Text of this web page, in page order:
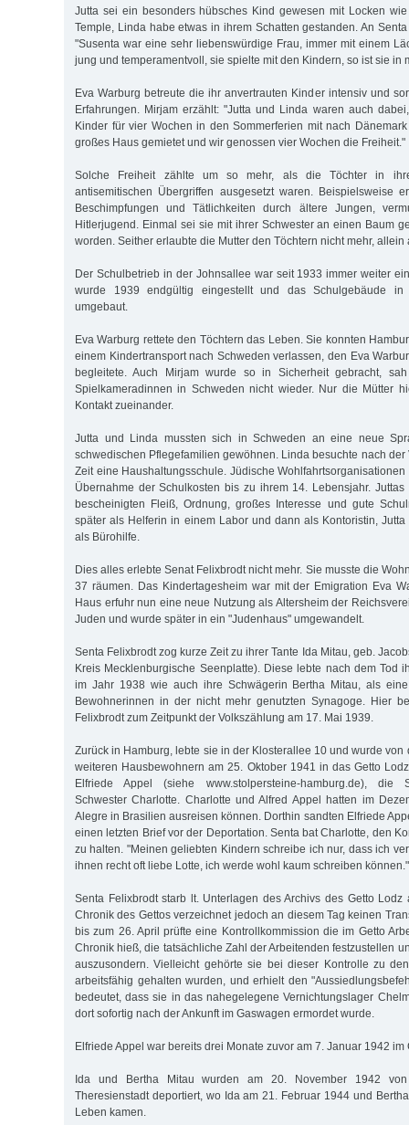
Jutta sei ein besonders hübsches Kind gewesen mit Locken
Temple, Linda habe etwas in ihrem Schatten gestanden. An
"Susenta war eine sehr liebenswürdige Frau, immer mit einem
jung und temperamentvoll, sie spielte mit den Kindern, so ist sie in
Eva Warburg betreute die ihr anvertrauten Kinder intensiv und
Erfahrungen. Mirjam erzählt: "Jutta und Linda waren auch
Kinder für vier Wochen in den Sommerferien mit nach
großes Haus gemietet und wir genossen vier Wochen die Freiheit."
Solche Freiheit zählte um so mehr, als die Töchter in
antisemitischen Übergriffen ausgesetzt waren. Beispielsweise
Beschimpfungen und Tätlichkeiten durch ältere Jungen,
Hitlerjugend. Einmal sei sie mit ihrer Schwester an einen Baum
worden. Seither erlaubte die Mutter den Töchtern nicht mehr, allein
Der Schulbetrieb in der Johnsallee war seit 1933 immer weiter
wurde 1939 endgültig eingestellt und das Schulgebäude in
umgebaut.
Eva Warburg rettete den Töchtern das Leben. Sie konnten
einem Kindertransport nach Schweden verlassen, den Eva
begleitete. Auch Mirjam wurde so in Sicherheit gebracht,
Spielkameradinnen in Schweden nicht wieder. Nur die Mütter
Kontakt zueinander.
Jutta und Linda mussten sich in Schweden an eine neue
schwedischen Pflegefamilien gewöhnen. Linda besuchte nach der
Zeit eine Haushaltungsschule. Jüdische
Übernahme der Schulkosten bis zu ihrem 14. Lebensjahr.
bescheinigten Fleiß, Ordnung, großes Interesse und gute
später als Helferin in einem Labor und dann als Kontoristin,
als Bürohilfe.
Dies alles erlebte Senat Felixbrodt nicht mehr. Sie musste die
37 räumen. Das Kindertagesheim war mit der Emigration Eva
Haus erfuhr nun eine neue Nutzung als Altersheim der
Juden und wurde später in ein "Judenhaus" umgewandelt.
Senta Felixbrodt zog kurze Zeit zu ihrer Tante Ida Mitau, geb.
Kreis Mecklenburgische Seenplatte). Diese lebte nach dem Tod
im Jahr 1938 wie auch ihre Schwägerin Bertha Mitau, als
Bewohnerinnen in der nicht mehr genutzten Synagoge. Hier
Felixbrodt zum Zeitpunkt der Volkszählung am 17. Mai 1939.
Zurück in Hamburg, lebte sie in der Klosterallee 10 und wurde von
weiteren Hausbewohnern am 25. Oktober 1941 in das Getto
Elfriede Appel (siehe www.stolpersteine-hamburg.de), die
Schwester Charlotte. Charlotte und Alfred Appel hatten im
Alegre in Brasilien ausreisen können. Dorthin sandten Elfriede
einen letzten Brief vor der Deportation. Senta bat Charlotte, den
zu halten. "Meinen geliebten Kindern schreibe ich nur, dass ich
ihnen recht oft liebe Lotte, ich werde wohl kaum schreiben können."
Senta Felixbrodt starb lt. Unterlagen des Archivs des Getto
Chronik des Gettos verzeichnet jedoch an diesem Tag keinen
bis zum 26. April prüfte eine Kontrollkommission die im Getto
Chronik hieß, die tatsächliche Zahl der Arbeitenden festzustellen
auszusondern. Vielleicht gehörte sie bei dieser Kontrolle zu
arbeitsfähig gehalten wurden, und erhielt den
bedeutet, dass sie in das nahegelegene Vernichtungslager
dort sofortig nach der Ankunft im Gaswagen ermordet wurde.
Elfriede Appel war bereits drei Monate zuvor am 7. Januar 1942 im
Ida und Bertha Mitau wurden am 20. November 1942
Theresienstadt deportiert, wo Ida am 21. Februar 1944 und
Leben kamen.